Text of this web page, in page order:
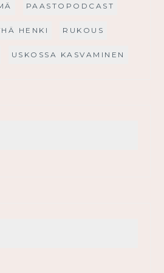
PAASTOPODCAST
HENKI RUKOUS
USKOSSA KASVAMINEN